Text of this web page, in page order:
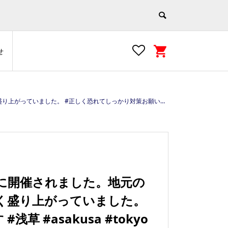
お願いします #浅草 #asakusa #tokyo #japan #ウィズコロナ https://e-asakusa.jp
開催されました。地元の
り上がっていました。
#浅草 #asakusa #tokyo